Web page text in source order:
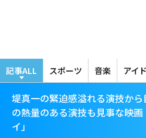
テ
ン
記事ALL スポーツ 音楽 アイ
堤真一の緊迫感溢れる演技か
の熱量のある演技も見事な映
イ」